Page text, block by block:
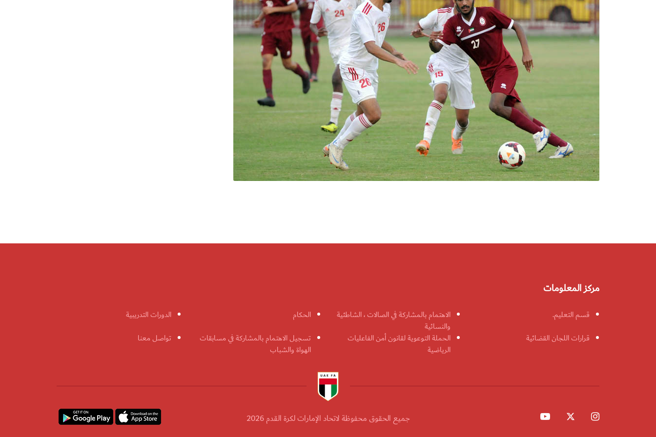
مركز المعلومات
قسم التعليم.
الاهتمام بالمشاركة في الصالات ، الشاطئية
والنسائية
الحكام
الدورات التدريبية
قرارات اللجان القضائية
الحملة التوعوية لقانون أمن الفاعليات
الرياضية
تسجيل الاهتمام بالمشاركة في مسابقات
الهواة والشباب
تواصل معنا
جميع الحقوق محفوظة لاتحاد الإمارات لكرة القدم 2026